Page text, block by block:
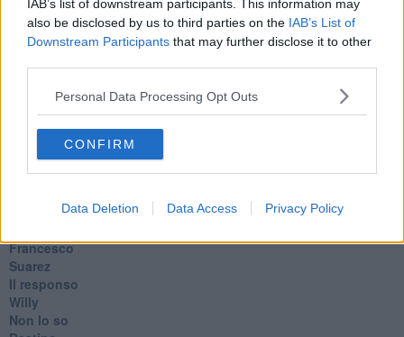
IAB’s list of downstream participants. This information may
also be disclosed by us to third parties on the IAB’s List of
Downstream Participants that may further disclose it to other
Personal Data Processing Opt Outs
CONFIRM
Data Deletion Data Access Privacy Policy
L'amico
​L’anno del vaccino
Giulio Regeni
​Il rosario
Maradona
Cronaca
​Ancora Covid
​Biden!
In memoria
Francesco
Suarez
​Il responso
Willy
Non lo so